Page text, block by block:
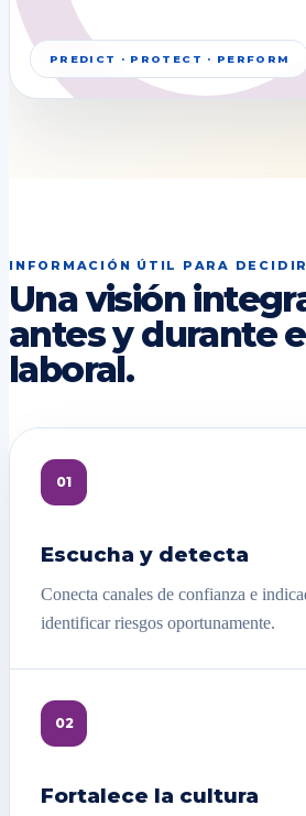
PREDICT · PROTECT · PERFORM
INFORMACIÓN ÚTIL PARA DECIDIR
Una visión
antes y durante
laboral.
01
Escucha y detecta
Conecta canales de confianza e
identificar riesgos oportunamente.
02
Fortalece la cultura